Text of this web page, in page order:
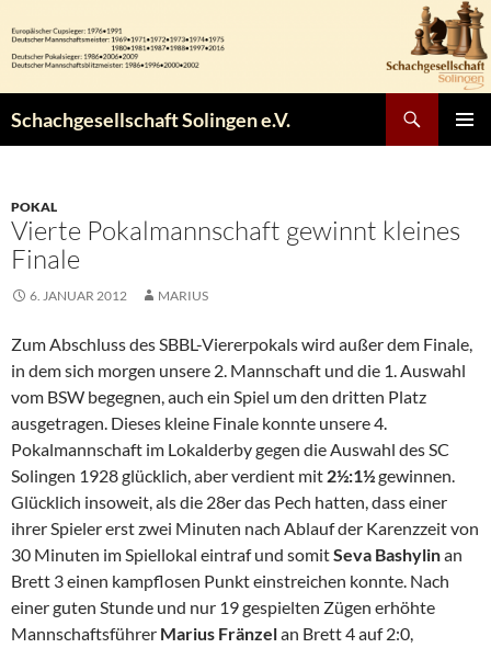
Inhalt
springen
Schachgesellschaft Solingen e.V.
POKAL
Vierte Pokalmannschaft gewinnt kleines
Finale
6. JANUAR 2012 MARIUS
Zum Abschluss des SBBL-Viererpokals wird außer dem Finale,
in dem sich morgen unsere 2. Mannschaft und die 1. Auswahl
vom BSW begegnen, auch ein Spiel um den dritten Platz
ausgetragen. Dieses kleine Finale konnte unsere 4.
Pokalmannschaft im Lokalderby gegen die Auswahl des SC
Solingen 1928 glücklich, aber verdient mit 2½:1½gewinnen.
Glücklich insoweit, als die 28er das Pech hatten, dass einer
ihrer Spieler erst zwei Minuten nach Ablauf der Karenzzeit von
30 Minuten im Spiellokal eintraf und somitSeva Bashylinan
Brett 3 einen kampflosen Punkt einstreichen konnte. Nach
einer guten Stunde und nur 19 gespielten Zügen erhöhte
Mannschaftsführer Marius Fränzelan Brett 4 auf 2:0,